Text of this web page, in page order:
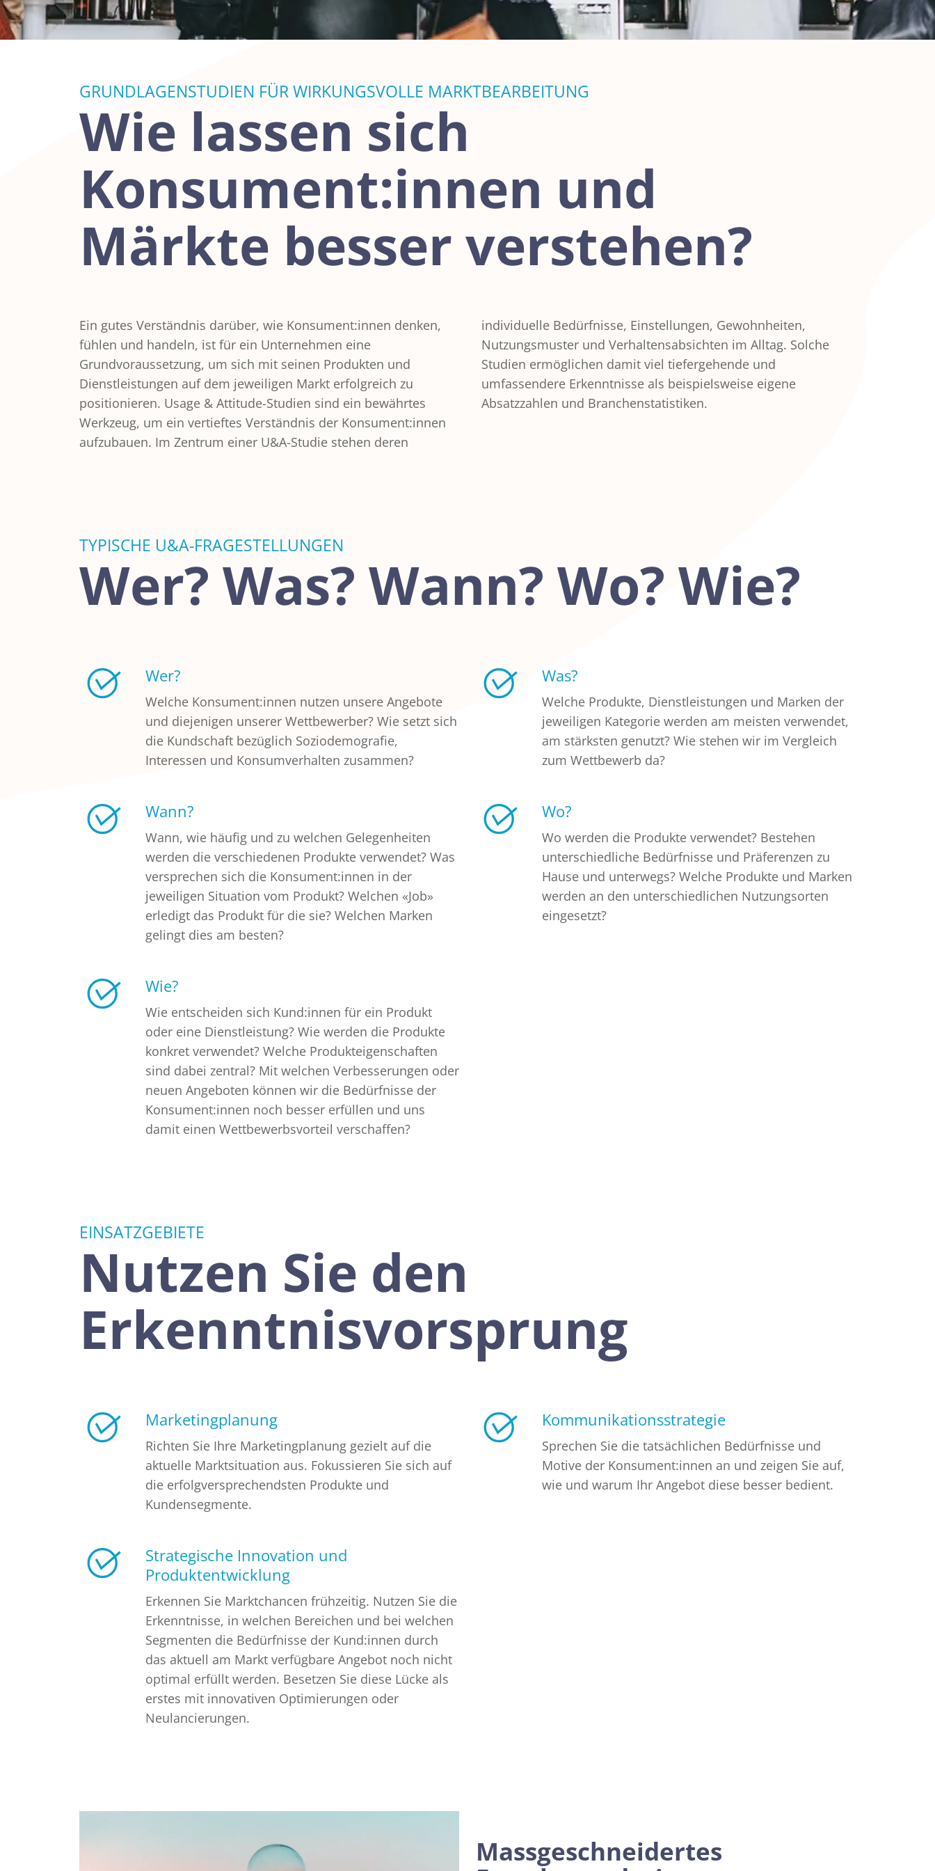
GRUNDLAGENSTUDIEN FÜR WIRKUNGSVOLLE MARKTBEARBEITUNG
Wie lassen sich
Konsument:innen und
Märkte besser verstehen?
Ein gutes Verständnis darüber, wie Konsument:innen denken,
fühlen und handeln, ist für ein Unternehmen eine
Grundvoraussetzung, um sich mit seinen Produkten und
Dienstleistungen auf dem jeweiligen Markt erfolgreich zu
positionieren. Usage & Attitude-Studien sind ein bewährtes
Werkzeug, um ein vertieftes Verständnis der Konsument:innen
aufzubauen. Im Zentrum einer U&A-Studie stehen deren
individuelle Bedürfnisse, Einstellungen, Gewohnheiten,
Nutzungsmuster und Verhaltensabsichten im Alltag. Solche
Studien ermöglichen damit viel tiefergehende und
umfassendere Erkenntnisse als beispielsweise eigene
Absatzzahlen und Branchenstatistiken.
TYPISCHE U&A-FRAGESTELLUNGEN
Wer? Was? Wann? Wo? Wie?
Wer?
Welche Konsument:innen nutzen unsere Angebote
und diejenigen unserer Wettbewerber? Wie setzt sich
die Kundschaft bezüglich Soziodemografie,
Interessen und Konsumverhalten zusammen?
Was?
Welche Produkte, Dienstleistungen und Marken der
jeweiligen Kategorie werden am meisten verwendet,
am stärksten genutzt? Wie stehen wir im Vergleich
zum Wettbewerb da?
Wann?
Wann, wie häufig und zu welchen Gelegenheiten
werden die verschiedenen Produkte verwendet? Was
versprechen sich die Konsument:innen in der
jeweiligen Situation vom Produkt? Welchen «Job»
erledigt das Produkt für die sie? Welchen Marken
gelingt dies am besten?
Wo?
Wo werden die Produkte verwendet? Bestehen
unterschiedliche Bedürfnisse und Präferenzen zu
Hause und unterwegs? Welche Produkte und Marken
werden an den unterschiedlichen Nutzungsorten
eingesetzt?
Wie?
Wie entscheiden sich Kund:innen für ein Produkt
oder eine Dienstleistung? Wie werden die Produkte
konkret verwendet? Welche Produkteigenschaften
sind dabei zentral? Mit welchen Verbesserungen oder
neuen Angeboten können wir die Bedürfnisse der
Konsument:innen noch besser erfüllen und uns
damit einen Wettbewerbsvorteil verschaffen?
EINSATZGEBIETE
Nutzen Sie den
Erkenntnisvorsprung
Marketingplanung
Richten Sie Ihre Marketingplanung gezielt auf die
aktuelle Marktsituation aus. Fokussieren Sie sich auf
die erfolgversprechendsten Produkte und
Kundensegmente.
Kommunikationsstrategie
Sprechen Sie die tatsächlichen Bedürfnisse und
Motive der Konsument:innen an und zeigen Sie auf,
wie und warum Ihr Angebot diese besser bedient.
Strategische Innovation und
Produktentwicklung
Erkennen Sie Marktchancen frühzeitig. Nutzen Sie die
Erkenntnisse, in welchen Bereichen und bei welchen
Segmenten die Bedürfnisse der Kund:innen durch
das aktuell am Markt verfügbare Angebot noch nicht
optimal erfüllt werden. Besetzen Sie diese Lücke als
erstes mit innovativen Optimierungen oder
Neulancierungen.
Massgeschneidertes